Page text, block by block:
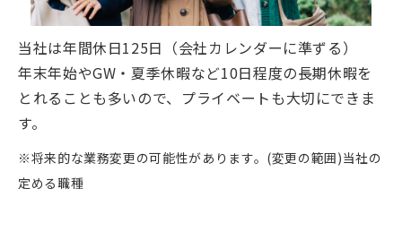
当社は年間休日125日（会社カレンダーに準ずる）
年末年始やGW・夏季休暇など10日程度の長期休暇を
とれることも多いので、プライベートも大切にできま
す。
※将来的な業務変更の可能性があります。(変更の範囲)当社の
定める職種